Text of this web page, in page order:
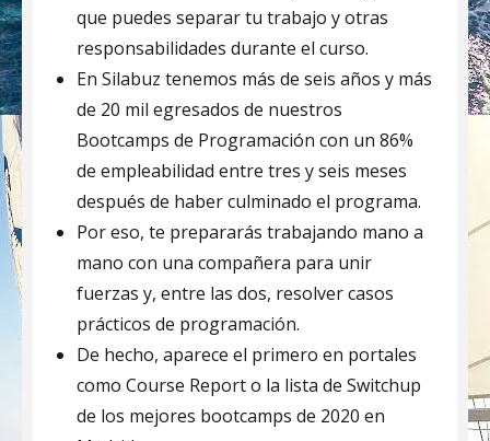
que puedes separar tu trabajo y otras
responsabilidades durante el curso.
En Silabuz tenemos más de seis años y más
de 20 mil egresados de nuestros
Bootcamps de Programación con un 86%
de empleabilidad entre tres y seis meses
después de haber culminado el programa.
Por eso, te prepararás trabajando mano a
mano con una compañera para unir
fuerzas y, entre las dos, resolver casos
prácticos de programación.
De hecho, aparece el primero en portales
como Course Report o la lista de Switchup
de los mejores bootcamps de 2020 en